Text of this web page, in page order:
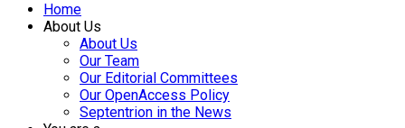
Home
About Us
About Us
Our Team
Our Editorial Committees
Our OpenAccess Policy
Septentrion in the News